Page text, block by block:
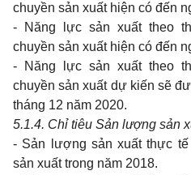
chuyền sản xuất hiện có đến
- Năng lực sản xuất theo
chuyền sản xuất hiện có đến
- Năng lực sản xuất theo
chuyền sản xuất dự kiến sẽ
tháng 12 năm 2020.
5.1.4. Chỉ tiêu Sản lượng sản
- Sản lượng sản xuất thực tế
sản xuất trong năm 2018.